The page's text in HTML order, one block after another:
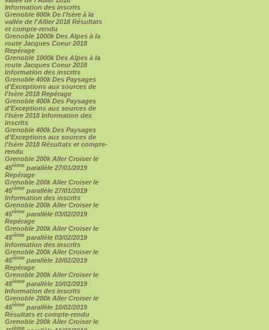
Information des inscrits
Grenoble 600k De l'Isère à la
vallée de l'Allier 2018 Résultats
et compte-rendu
Grenoble 1000k Des Alpes à la
route Jacques Coeur 2018
Repérage
Grenoble 1000k Des Alpes à la
route Jacques Coeur 2018
Information des inscrits
Grenoble 400k Des Paysages
d'Exceptions aux sources de
l'Isère 2018 Repérage
Grenoble 400k Des Paysages
d'Exceptions aux sources de
l'Isère 2018 Information des
inscrits
Grenoble 400k Des Paysages
d'Exceptions aux sources de
l'Isère 2018 Résultats et compte-
rendu
Grenoble 200k Aller Croiser le
45ième parallèle 27/01/2019
Repérage
Grenoble 200k Aller Croiser le
45ième parallèle 27/01/2019
Information des inscrits
Grenoble 200k Aller Croiser le
45ième parallèle 03/02/2019
Repérage
Grenoble 200k Aller Croiser le
45ième parallèle 03/02/2019
Information des inscrits
Grenoble 200k Aller Croiser le
45ième parallèle 10/02/2019
Repérage
Grenoble 200k Aller Croiser le
45ième parallèle 10/02/2019
Information des inscrits
Grenoble 200k Aller Croiser le
45ième parallèle 10/02/2019
Résultats et compte-rendu
Grenoble 200k Aller Croiser le
ième